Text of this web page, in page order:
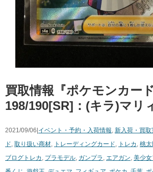
買取情報『ポケモンカー
198/190[SR]：(キラ)マリ
2021/09/06|イベント・予約・入荷情報, 新入荷・買取
ド, 取り扱い商材, トレーディングカード, トレカ , 桃
ブログ トレカ , プラモデル, ガンプラ , エアガン, 美少